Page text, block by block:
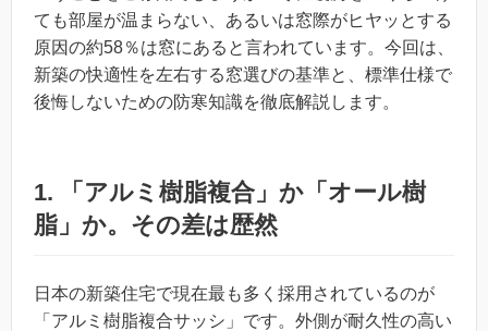
ても部屋が温まらない、あるいは窓際がヒヤッとする
原因の約58％は窓にあると言われています。今回は、
新築の快適性を左右する窓選びの基準と、標準仕様で
後悔しないための防寒知識を徹底解説します。
1. 「アルミ樹脂複合」か「オール樹
脂」か。その差は歴然
日本の新築住宅で現在最も多く採用されているのが
「アルミ樹脂複合サッシ」です。外側が耐久性の高い